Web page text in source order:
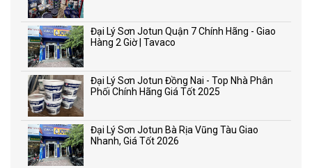
Đại Lý Sơn Jotun Quận 7 Chính Hãng - Giao
Hàng 2 Giờ | Tavaco
Đại Lý Sơn Jotun Đồng Nai - Top Nhà Phân
Phối Chính Hãng Giá Tốt 2025
Đại Lý Sơn Jotun Bà Rịa Vũng Tàu Giao
Nhanh, Giá Tốt 2026